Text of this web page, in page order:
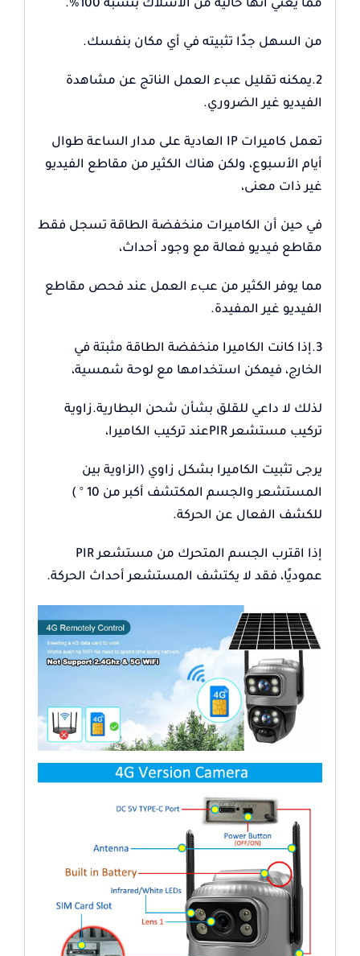
مما يعني أنها خالية من الأسلاك بنسبة 100%.
من السهل جدًا تثبيته في أي مكان بنفسك.
2.يمكنه تقليل عبء العمل الناتج عن مشاهدة
الفيديو غير الضروري.
تعمل كاميرات IP العادية على مدار الساعة طوال
أيام الأسبوع، ولكن هناك الكثير من مقاطع الفيديو
غير ذات معنى،
في حين أن الكاميرات منخفضة الطاقة تسجل فقط
مقاطع فيديو فعالة مع وجود أحداث،
مما يوفر الكثير من عبء العمل عند فحص مقاطع
الفيديو غير المفيدة.
3.إذا كانت الكاميرا منخفضة الطاقة مثبتة في
الخارج، فيمكن استخدامها مع لوحة شمسية،
لذلك لا داعي للقلق بشأن شحن البطارية.زاوية
تركيب مستشعر PIRعند تركيب الكاميرا،
يرجى تثبيت الكاميرا بشكل زاوي (الزاوية بين
المستشعر والجسم المكتشف أكبر من 10 ° )
للكشف الفعال عن الحركة.
إذا اقترب الجسم المتحرك من مستشعر PIR
عموديًا، فقد لا يكتشف المستشعر أحداث الحركة.